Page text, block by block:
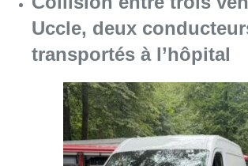
Uccle, deux
transportés à l’hôpital